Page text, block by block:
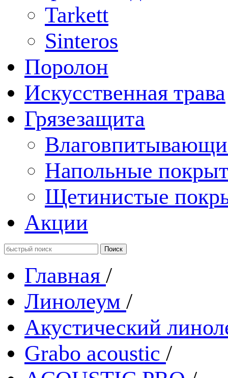
Tarkett
Sinteros
Поролон
Искусственная трава
Грязезащита
Напольные
Щетинистые
Акции
Главная /
Линолеум /
Акустический
Grabo acoustic /